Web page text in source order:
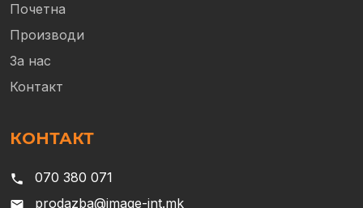
Почетна
Производи
За нас
Контакт
КОНТАКТ
phone 070 380 071
email prodazba@image-int.mk